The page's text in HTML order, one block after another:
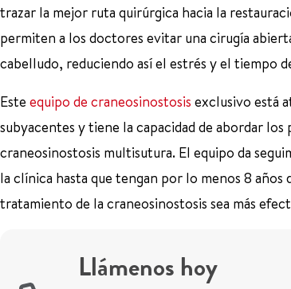
trazar la mejor ruta quirúrgica hacia la
permiten a los doctores evitar una cirugía
cabelludo, reduciendo así el estrés y el tiempo
Este equipo de craneosinostosis exclusivo está
subyacentes y tiene la capacidad de abordar
craneosinostosis multisutura. El equipo da
la clínica hasta que tengan por lo menos 8
tratamiento de la craneosinostosis sea más
Llámenos hoy